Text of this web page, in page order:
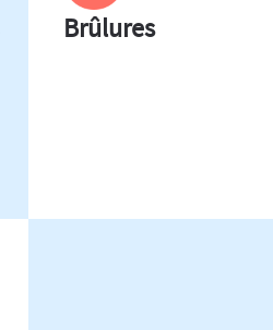
Brûlures